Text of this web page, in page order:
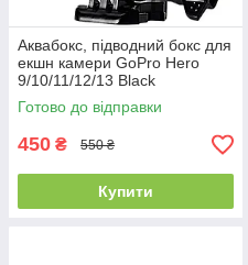
Аквабокс, підводний бокс для
екшн камери GoPro Hero
9/10/11/12/13 Black
Готово до відправки
450 ₴ 550 ₴
Купити